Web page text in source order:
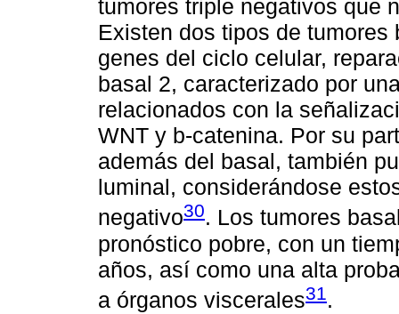
tumores triple negativos que
Existen dos tipos de
genes del ciclo celular,
basal 2, caracterizado por
relacionados con la
WNT y b-catenina. Por su
además del basal, también
luminal, considerándose
negativo30. Los tumores
pronóstico pobre, con un
años, así como una alta
a órganos viscerales31.